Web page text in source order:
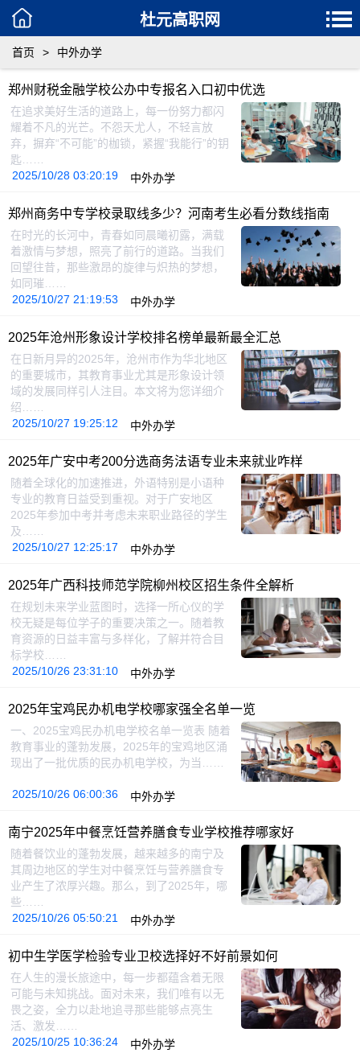
杜元高职网
首页 > 中外办学
郑州财税金融学校公办中专报名入口初中优选
在追求美好生活的道路上，每一份努力都闪
耀着不凡的光芒。不怨天尤人，不轻言放
弃，摒弃“不可能”的枷锁，紧握“我能行”的钥
匙……
2025/10/28 03:20:19
中外办学
郑州商务中专学校录取线多少？河南考生必看分数线指南
在时光的长河中，青春如同晨曦初露，满载
着激情与梦想，照亮了前行的道路。当我们
回望往昔，那些激昂的旋律与炽热的梦想，
如同璀……
2025/10/27 21:19:53
中外办学
2025年沧州形象设计学校排名榜单最新最全汇总
在日新月异的2025年，沧州市作为华北地区
的重要城市，其教育事业尤其是形象设计领
域的发展同样引人注目。本文将为您详细介
绍……
2025/10/27 19:25:12
中外办学
2025年广安中考200分选商务法语专业未来就业咋样
随着全球化的加速推进，外语特别是小语种
专业的教育日益受到重视。对于广安地区
2025年参加中考并考虑未来职业路径的学生
及……
2025/10/27 12:25:17
中外办学
2025年广西科技师范学院柳州校区招生条件全解析
在规划未来学业蓝图时，选择一所心仪的学
校无疑是每位学子的重要决策之一。随着教
育资源的日益丰富与多样化，了解并符合目
标学校……
2025/10/26 23:31:10
中外办学
2025年宝鸡民办机电学校哪家强全名单一览
一、2025宝鸡民办机电学校名单一览表 随着
教育事业的蓬勃发展，2025年的宝鸡地区涌
现出了一批优质的民办机电学校，为当……
2025/10/26 06:00:36 中外办学
南宁2025年中餐烹饪营养膳食专业学校推荐哪家好
随着餐饮业的蓬勃发展，越来越多的南宁及
其周边地区的学生对中餐烹饪与营养膳食专
业产生了浓厚兴趣。那么，到了2025年，哪
些……
2025/10/26 05:50:21
中外办学
初中生学医学检验专业卫校选择好不好前景如何
在人生的漫长旅途中，每一步都蕴含着无限
可能与未知挑战。面对未来，我们唯有以无
畏之姿，全力以赴地追寻那些能够点亮生
活、激发……
2025/10/25 10:36:24
中外办学